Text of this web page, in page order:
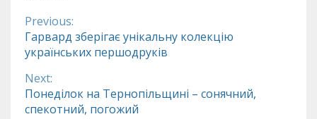
Continue
Reading
Previous:
Гарвард зберігає унікальну колекцію
українських першодруків
Next:
Понеділок на Тернопільщині – сонячний,
спекотний, погожий